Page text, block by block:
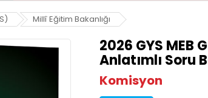
Millî Eğitim Bakanlığı
2026 GYS MEB
Anlatımlı Soru
Komisyon